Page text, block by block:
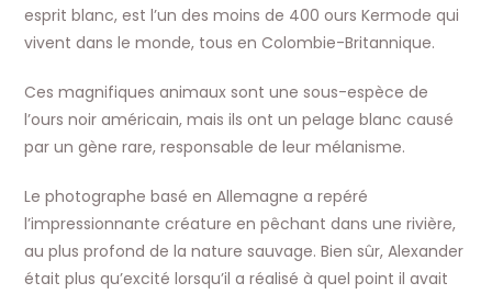
esprit blanc, est l’un des moins de 400 ours Kermode qui
vivent dans le monde, tous en Colombie-Britannique.
Ces magnifiques animaux sont une sous-espèce de
l’ours noir américain, mais ils ont un pelage blanc causé
par un gène rare, responsable de leur mélanisme.
Le photographe basé en Allemagne a repéré
l’impressionnante créature en pêchant dans une rivière,
au plus profond de la nature sauvage. Bien sûr, Alexander
était plus qu’excité lorsqu’il a réalisé à quel point il avait